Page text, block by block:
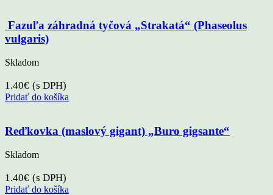
Fazuľa záhradná tyčová „Strakatá“ (Phaseolus
vulgaris)
Skladom
1.40€ (s DPH)
Pridať do košíka
Reďkovka (maslový gigant) „Buro gigsante“
Skladom
1.40€ (s DPH)
Pridať do košíka